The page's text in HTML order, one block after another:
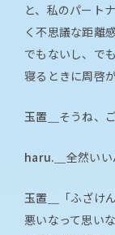
と、私のパート
く不思議な距離
でもないし、で
寝るときに周啓
玉置＿ そうね、
haru.＿ 全然いい
玉置＿
「ふざけ
悪いなって思い